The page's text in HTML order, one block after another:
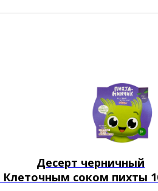
Десерт черничный
Клеточным соком пихты